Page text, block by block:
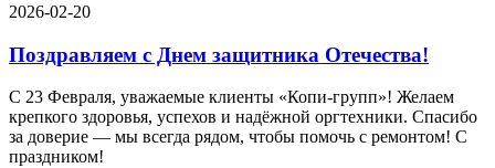
2026-02-20
Поздравляем с Днем защитника Отечества!
С 23 Февраля, уважаемые клиенты «Копи‑групп»! Желаем
крепкого здоровья, успехов и надёжной оргтехники. Спасибо
за доверие — мы всегда рядом, чтобы помочь с ремонтом! С
праздником!